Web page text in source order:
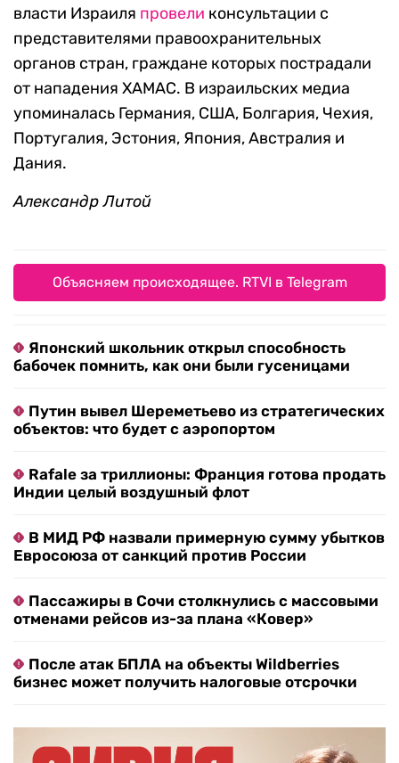
власти Израиля провели консультации с
представителями правоохранительных
органов стран, граждане которых пострадали
от нападения ХАМАС. В израильских медиа
упоминалась Германия, США, Болгария, Чехия,
Португалия, Эстония, Япония, Австралия и
Дания.
Александр Литой
Объясняем происходящее. RTVI в Telegram
Японский школьник открыл способность
бабочек помнить, как они были гусеницами
Путин вывел Шереметьево из стратегических
объектов: что будет с аэропортом
Rafale за триллионы: Франция готова продать
Индии целый воздушный флот
В МИД РФ назвали примерную сумму убытков
Евросоюза от санкций против России
Пассажиры в Сочи столкнулись с массовыми
отменами рейсов из-за плана «Ковер»
После атак БПЛА на объекты Wildberries
бизнес может получить налоговые отсрочки